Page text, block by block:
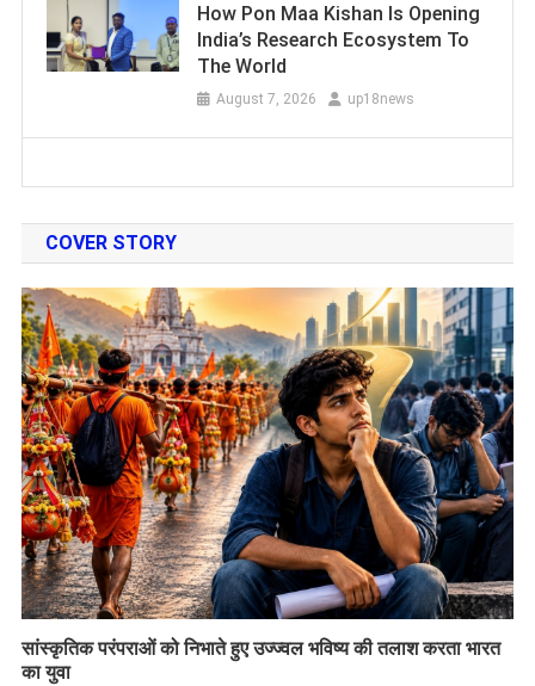
How Pon Maa Kishan Is Opening
India’s Research Ecosystem To
The World
August 7, 2026 up18news
COVER STORY
सांस्कृतिक परंपराओं को निभाते हुए उज्ज्वल भविष्य की तलाश करता भारत
का युवा